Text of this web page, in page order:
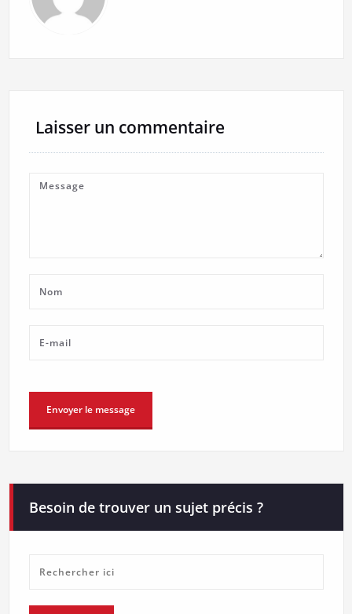
Laisser un commentaire
Besoin de trouver un sujet précis ?